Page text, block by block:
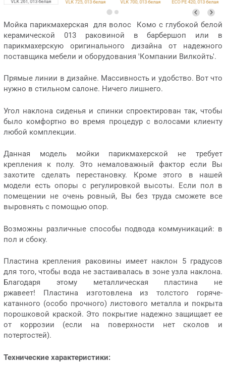
VLK 261, 013 белая VLK 725, 013 белая VLK 700, 013 белая ECO PE 420, 013 белая
Мойка парикмахерская для волос Комо с глубокой белой
керамической 013 раковиной в барбершоп или в
парикмахерскую оригинального дизайна от надежного
поставщика мебели и оборудования 'Компании Вилкойть'.
Прямые линии в дизайне. Массивность и удобство. Вот что
нужно в стильном салоне. Ничего лишнего.
Угол наклона сиденья и спинки спроектирован так, чтобы
было комфортно во время процедур с волосами клиенту
любой комплекции.
Данная модель мойки парикмахерской не требует
крепления к полу. Это немаловажный фактор если Вы
захотите сделать перестановку. Кроме этого в нашей
модели есть опоры с регулировкой высоты. Если пол в
помещении не очень ровный, Вы без труда сможете все
выровнять с помощью опор.
Возможны различные способы подвода коммуникаций: в
пол и сбоку.
Пластина крепления раковины имеет наклон 5 градусов
для того, чтобы вода не застаивалась в зоне узла наклона.
Благодаря этому металлическая пластина не
ржавеет! Пластина изготовлена из толстого горяче-
катанного (особо прочного) листового металла и покрыта
порошковой краской. Это покрытие надежно защищает ее
от коррозии (если на поверхности нет сколов и
потертостей).
Технические характеристики: